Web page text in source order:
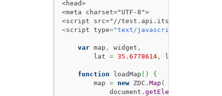
<head>
<meta charset="UTF-8">
<script type="text/javascript"
var map , widget ,
        lat
= 35.6778614, lon
function loadMap ( )
{
        map
= new ZDC. Map (
            document.
getElementById